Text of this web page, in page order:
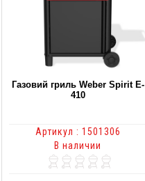
Газовий гриль Weber Spirit E-
410
Артикул : 1501306
В наличии